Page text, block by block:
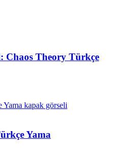
Chaos Theory Türkçe
Yama